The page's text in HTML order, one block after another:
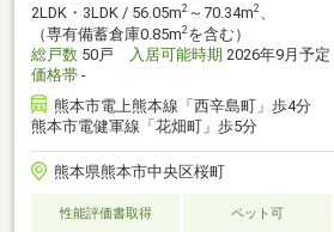
2LDK・3LDK / 56.05m2 ～70.34m2 、
（専有備蓄倉庫0.85m2を含む）
総戸数 50戸 入居可能時期 2026年9月予定
価格帯 -
熊本市電上熊本線「西辛島町」歩4分
熊本市電健軍線「花畑町」歩5分
熊本県熊本市中央区桜町
性能評価書取得 ペット可